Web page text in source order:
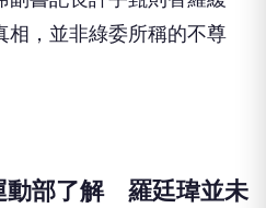
相，並非綠委所稱的不尊
動部了解 羅廷瑋並未